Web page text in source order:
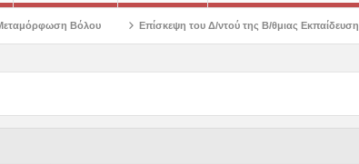
Επίσκεψη του Δ/ντού της Β/θμιας Εκπαίδευσης στον Σεβασμιώτατο